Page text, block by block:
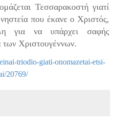
Τεσσαρακοστή γιατί
που έκανε ο Χριστός,
για να υπάρχει σαφής
των Χριστουγέννων.
triodio-giati-onomazetai-etsi-
20769/